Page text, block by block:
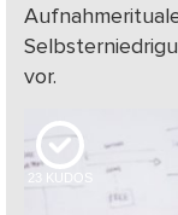
vor.
23 KUDOS